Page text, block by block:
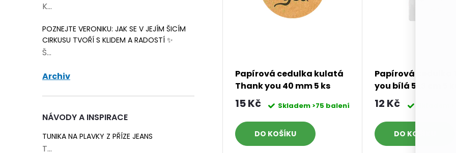
K...
POZNEJTE VERONIKU: JAK SE V JEJÍM ŠICÍM
CIRKUSU TVOŘÍ S KLIDEM A RADOSTÍ ✨
Š...
Archiv
NÁVODY A INSPIRACE
TUNIKA NA PLAVKY Z PŘÍZE JEANS
T...
Happy
you hnědá 5x3 cm 5 ks
DO KOŠÍKU
Papírová cedulka kulatá
Thank you 40 mm 5 ks
15 Kč Skladem >75 balení
DO KOŠÍKU
Papírová cedulka
you bílá 5x3 cm 5 ks
12 Kč
DO KOŠÍKU